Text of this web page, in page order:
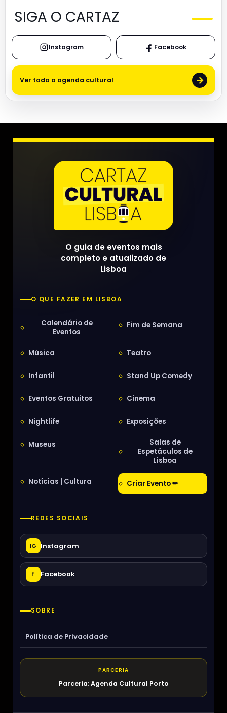
SIGA O CARTAZ
Instagram Facebook
Ver toda a agenda cultural →
O guia de eventos mais
completo e atualizado de
Lisboa
O QUE FAZER EM LISBOA
Calendário de
Eventos
Fim de Semana
Música Teatro
Infantil Stand Up Comedy
Eventos Gratuitos Cinema
Nightlife Exposições
Museus
Salas de
Espetáculos de
Lisboa
Notícias | Cultura Criar Evento ✏
REDES SOCIAIS
IG Instagram
f Facebook
SOBRE
Política de Privacidade
PARCERIA
Parceria: Agenda Cultural Porto